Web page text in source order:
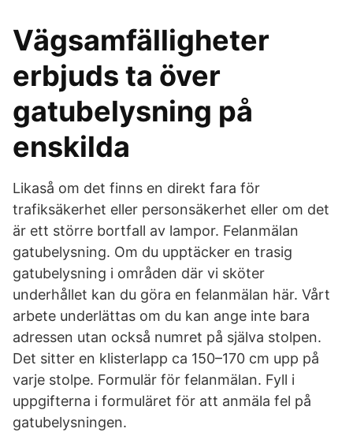
Vägsamfälligheter
erbjuds ta över
gatubelysning på
enskilda
Likaså om det finns en direkt fara för
trafiksäkerhet eller personsäkerhet eller om det
är ett större bortfall av lampor. Felanmälan
gatubelysning. Om du upptäcker en trasig
gatubelysning i områden där vi sköter
underhållet kan du göra en felanmälan här. Vårt
arbete underlättas om du kan ange inte bara
adressen utan också numret på själva stolpen.
Det sitter en klisterlapp ca 150–170 cm upp på
varje stolpe. Formulär för felanmälan. Fyll i
uppgifterna i formuläret för att anmäla fel på
gatubelysningen.